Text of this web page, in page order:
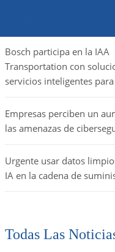
Bosch participa en la IAA
Transportation con
servicios inteligentes para
Empresas perciben un
las amenazas de
Urgente usar datos
IA en la cadena de
Todas Las